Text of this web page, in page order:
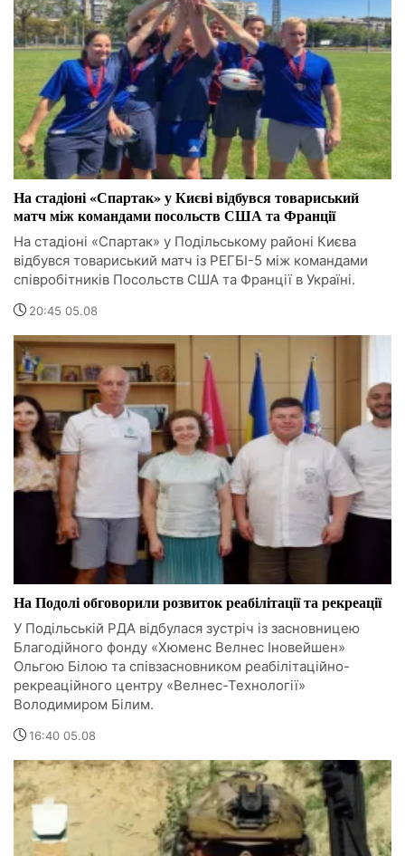
На стадіоні «Спартак» у Києві відбувся товариський
матч між командами посольств США та Франції
На стадіоні «Спартак» у Подільському районі Києва
відбувся товариський матч із РЕГБІ-5 між командами
співробітників Посольств США та Франції в Україні.
20:45 05.08
На Подолі обговорили розвиток реабілітації та рекреації
У Подільській РДА відбулася зустріч із засновницею
Благодійного фонду «Хюменс Велнес Іновейшен»
Ольгою Білою та співзасновником реабілітаційно-
рекреаційного центру «Велнес-Технології»
Володимиром Білим.
16:40 05.08